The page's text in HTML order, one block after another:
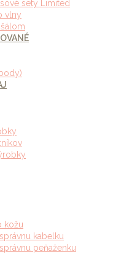
sety Limited
vlny
kožu
kabelku
peňaženku